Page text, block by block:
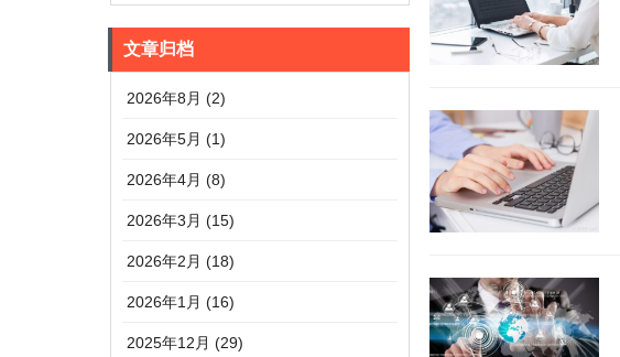
文章归档
2026年8月 (2)
2026年5月 (1)
2026年4月 (8)
2026年3月 (15)
2026年2月 (18)
2026年1月 (16)
2025年12月 (29)